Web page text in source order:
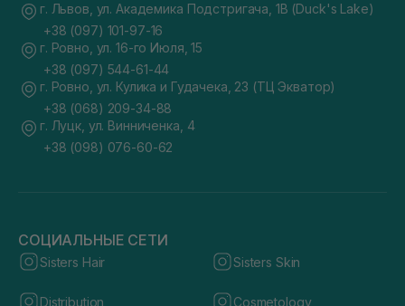
г. Львов, ул. Академика Подстригача, 1В (Duck's Lake)
+38 (097) 101-97-16
г. Ровно, ул. 16-го Июля, 15
+38 (097) 544-61-44
г. Ровно, ул. Кулика и Гудачека, 23 (ТЦ Экватор)
+38 (068) 209-34-88
г. Луцк, ул. Винниченка, 4
+38 (098) 076-60-62
СОЦИАЛЬНЫЕ СЕТИ
Sisters Hair Sisters Skin
Distribution Cosmetology